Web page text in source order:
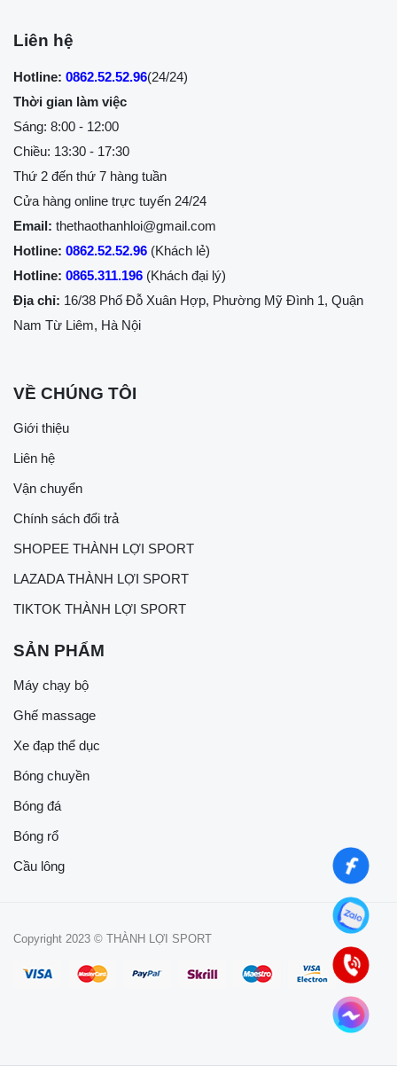
Liên hệ
Hotline: 0862.52.52.96(24/24)
Thời gian làm việc
Sáng: 8:00 - 12:00
Chiều: 13:30 - 17:30
Thứ 2 đến thứ 7 hàng tuần
Cửa hàng online trực tuyến 24/24
Email: thethaothanhloi@gmail.com
Hotline: 0862.52.52.96 (Khách lẻ)
Hotline: 0865.311.196 (Khách đại lý)
Địa chỉ: 16/38 Phố Đỗ Xuân Hợp, Phường Mỹ Đình 1, Quận
Nam Từ Liêm, Hà Nội
VỀ CHÚNG TÔI
Giới thiệu
Liên hệ
Vận chuyển
Chính sách đổi trả
SHOPEE THÀNH LỢI SPORT
LAZADA THÀNH LỢI SPORT
TIKTOK THÀNH LỢI SPORT
SẢN PHẨM
Máy chạy bộ
Ghế massage
Xe đạp thể dục
Bóng chuyền
Bóng đá
Bóng rổ
Cầu lông
Copyright 2023 © THÀNH LỢI SPORT